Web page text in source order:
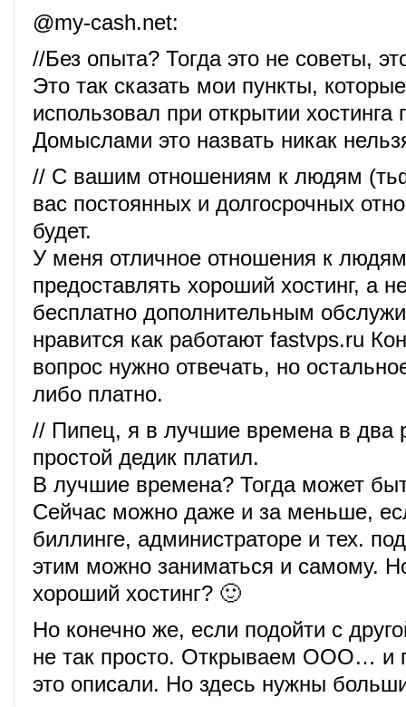
@my-cash.net:
//Без опыта? Тогда это не советы,
Это так сказать мои пункты,
использовал при открытии хостинга
Домыслами это назвать никак
// С вашим отношениям к людям
вас постоянных и долгосрочных
будет.
У меня отличное отношения к
предоставлять хороший хостинг, а
бесплатно дополнительным
нравится как работают fastvps.ru
вопрос нужно отвечать, но
либо платно.
// Пипец, я в лучшие времена в два
простой дедик платил.
В лучшие времена? Тогда может
Сейчас можно даже и за меньше,
биллинге, администраторе и тех.
этим можно заниматься и самому.
хороший хостинг? 🙂
Но конечно же, если подойти с
не так просто. Открываем ООО… и
это описали. Но здесь нужны